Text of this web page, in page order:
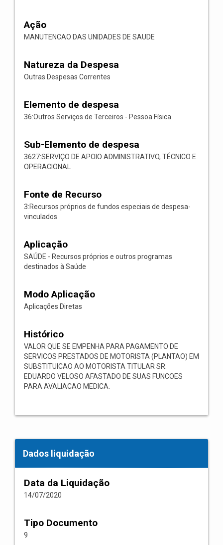
Ação
MANUTENCAO DAS UNIDADES DE SAUDE
Natureza da Despesa
Outras Despesas Correntes
Elemento de despesa
36:Outros Serviços de Terceiros - Pessoa Física
Sub-Elemento de despesa
3627:SERVIÇO DE APOIO ADMINISTRATIVO, TÉCNICO E
OPERACIONAL
Fonte de Recurso
3:Recursos próprios de fundos especiais de despesa-
vinculados
Aplicação
SAÚDE - Recursos próprios e outros programas
destinados à Saúde
Modo Aplicação
Aplicações Diretas
Histórico
VALOR QUE SE EMPENHA PARA PAGAMENTO DE
SERVICOS PRESTADOS DE MOTORISTA (PLANTAO) EM
SUBSTITUICAO AO MOTORISTA TITULAR SR.
EDUARDO VELOSO AFASTADO DE SUAS FUNCOES
PARA AVALIACAO MEDICA.
Dados liquidação
Data da Liquidação
14/07/2020
Tipo Documento
9